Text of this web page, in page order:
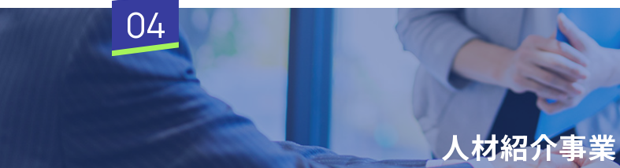
沿革 グループ会社
アクセス・拠点一覧
予備校事業 人材紹介事業
よくあるご質問 募集職種
日本語教師
人材紹介事業
04